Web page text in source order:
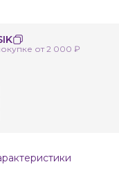
от 2 000 ₽